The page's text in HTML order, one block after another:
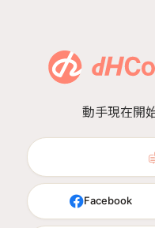
動手現在開
Facebook